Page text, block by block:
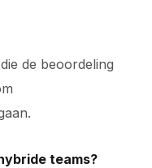
de beoordeling
teams?